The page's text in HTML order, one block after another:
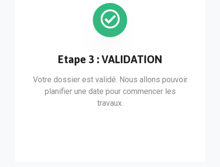
Etape 3 : VALIDATION
Votre dossier est validé. Nous allons pouvoir
planifier une date pour commencer les
travaux.